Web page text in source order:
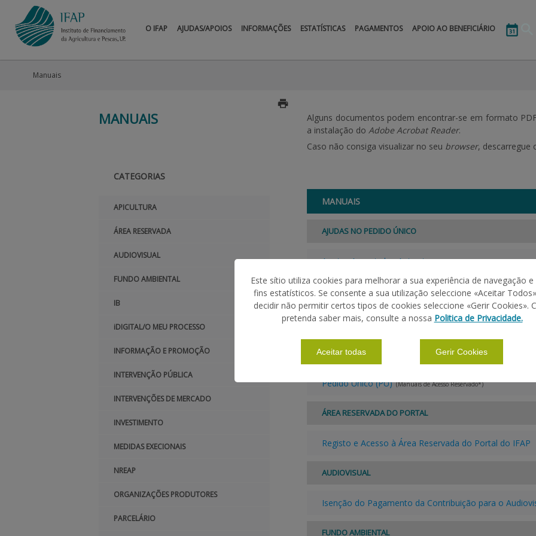
O IFAP AJUDAS/APOIOS INFORMAÇÕES ESTATÍSTICAS PAGAMENTOS APOIO AO BENEFICIÁRIO
Manuais
MANUAIS
CATEGORIAS
APICULTURA
ÁREA RESERVADA
AUDIOVISUAL
FUNDO AMBIENTAL
IB
iDIGITAL/O MEU PROCESSO
INFORMAÇÃO E PROMOÇÃO
INTERVENÇÃO PÚBLICA
INTERVENÇÕES DE MERCADO
INVESTIMENTO
MEDIDAS EXECIONAIS
NREAP
ORGANIZAÇÕES PRODUTORES
PARCELÁRIO
Alguns documentos podem encontrar-se em formato
a instalação do Adobe Acrobat Reader.
Caso não consiga visualizar no seu browser, descarregue
MANUAIS
AJUDAS NO PEDIDO ÚNICO
Apoios Associados Animais
Comunicação de Transferências (Alguns manuais são de Acesso
Condicionalidade (Alguns manuais são de Acesso Reservado*)
Intenção de Candidatura Animais (Manuais de Acesso Reservado*)
Pedido Único (PU) (Manuais de Acesso Reservado*)
ÁREA RESERVADA DO PORTAL
Registo e Acesso à Área Reservada do Portal do IFAP
AUDIOVISUAL
Isenção do Pagamento da Contribuição para o
FUNDO AMBIENTAL
Este sítio utiliza cookies para melhorar a sua experiência de navegação e
fins estatísticos. Se consente a sua utilização seleccione «Aceitar
decidir não permitir certos tipos de cookies seleccione «Gerir Cookies».
pretenda saber mais, consulte a nossa Politica de Privacidade.
Aceitar todas Gerir Cookies